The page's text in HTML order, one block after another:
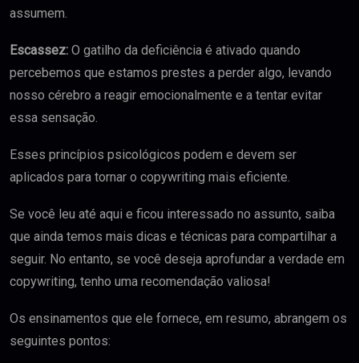
assumem.
Escassez: O gatilho da deficiência é ativado quando
percebemos que estamos prestes a perder algo, levando
nosso cérebro a reagir emocionalmente e a tentar evitar
essa sensação.
Esses princípios psicológicos podem e devem ser
aplicados para tornar o copywriting mais eficiente.
Se você leu até aqui e ficou interessado no assunto, saiba
que ainda temos mais dicas e técnicas para compartilhar a
seguir. No entanto, se você deseja aprofundar a verdade em
copywriting, tenho uma recomendação valiosa!
Os ensinamentos que ele fornece, em resumo, abrangem os
seguintes pontos: